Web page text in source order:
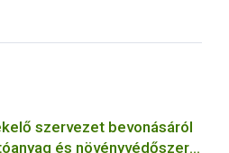
szervezet bevonásáról
és növényvédőszer